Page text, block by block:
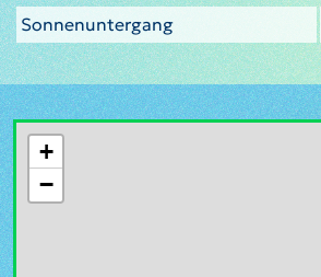
Sonnenuntergang
+
−